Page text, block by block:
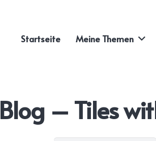
Startseite Meine Themen
Blog – Tiles